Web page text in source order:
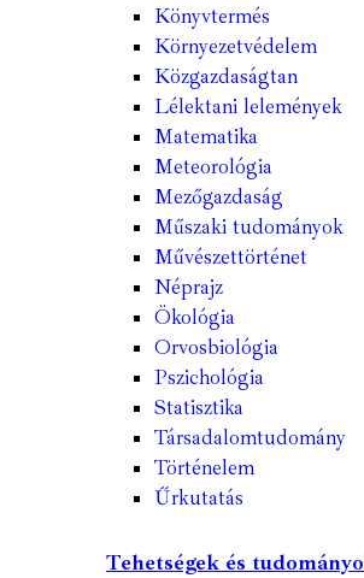
Könyvtermés
Környezetvédelem
Közgazdaságtan
Lélektani lelemények
Matematika
Meteorológia
Mezőgazdaság
Műszaki tudományok
Művészettörténet
Néprajz
Ökológia
Orvosbiológia
Pszichológia
Statisztika
Társadalomtudomány
Történelem
Űrkutatás
Tehetségek és